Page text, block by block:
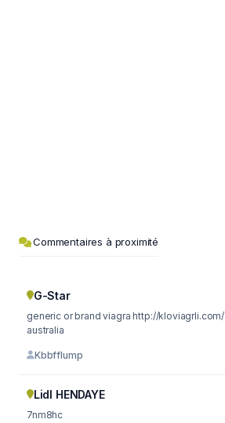
Commentaires à proximité
G-Star
generic or brand viagra http://kloviagrli.com/ order viagra online,
australia
Kbbfflump
Lidl HENDAYE
7nm8hc